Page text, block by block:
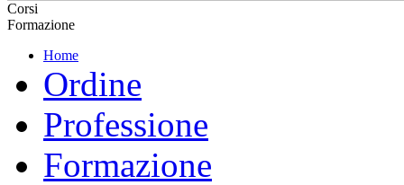
Corsi
Formazione
Home
Ordine
Professione
Formazione